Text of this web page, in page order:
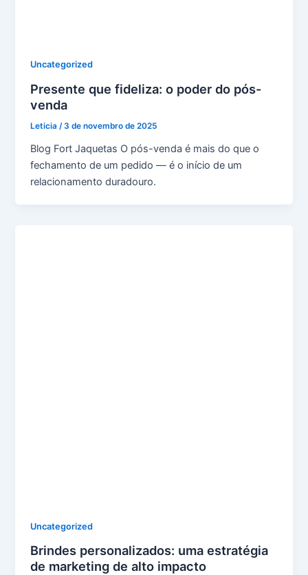
Uncategorized
Presente que fideliza: o poder do pós-
venda
Leticia /3 de novembro de 2025
Blog Fort Jaquetas O pós-venda é mais do que o
fechamento de um pedido — é o início de um
relacionamento duradouro.
Uncategorized
Brindes personalizados: uma estratégia
de marketing de alto impacto